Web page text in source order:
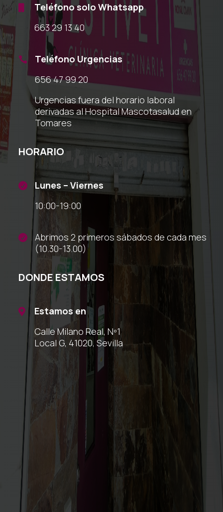
Teléfono solo Whatsapp
663 29 13 40

Teléfono Urgencias
656 47 99 20
Urgencias fuera del horario laboral
derivadas al Hospital Mascotasalud en
Tomares
HORARIO

Lunes – Viernes
10:00-19:00

Abrimos 2 primeros sábados de cada mes
(10.30-13.00)
DONDE ESTAMOS

Estamos en
Calle Milano Real, Nº1
Local G, 41020, Sevilla